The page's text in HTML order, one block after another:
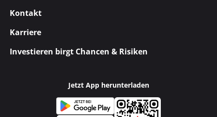
Kontakt
Karriere
Investieren birgt Chancen & Risiken
Jetzt App herunterladen